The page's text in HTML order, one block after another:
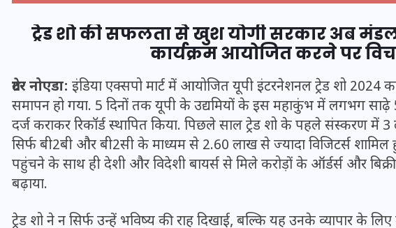
ट्रेड शो की सफलता से खुश योगी सरकार अब
कार्यक्रम आयोजित करने पर
ग्रेटर नोएडा: इंडिया एक्सपो मार्ट में आयोजित यूपी इंटरनेशनल ट्रेड शो 2024
समापन हो गया. 5 दिनों तक यूपी के उद्यमियों के इस महाकुंभ में लगभग
दर्ज कराकर रिकॉर्ड स्थापित किया. पिछले साल ट्रेड शो के पहले संस्करण में 3
सिर्फ बी2बी और बी2सी के माध्यम से 2.60 लाख से ज्यादा विजिटर्स
पहुंचने के साथ ही देशी और विदेशी बायर्स से मिले करोड़ों के ऑर्डर्स और
बढ़ाया.
ट्रेड शो ने न सिर्फ उन्हें भविष्य की राह दिखाई, बल्कि यह उनके व्यापार के
भारत में स्टारलिंक की लैंडिंग में
अड़चन: डेटा सिक्योरिटी और
स्पेक्ट्रम की कीमत पर फंसा पेंच,
आया बड़ा अपडेट
आया